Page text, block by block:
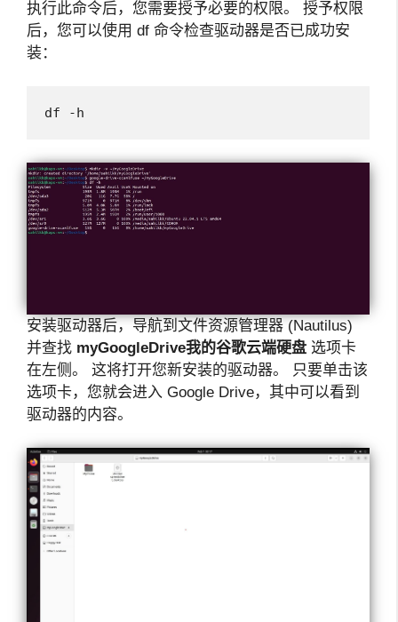
执行此命令后，您需要授予必要的权限。 授予权限
后，您可以使用 df 命令检查驱动器是否已成功安
装：
df -h
安装驱动器后，导航到文件资源管理器 (Nautilus)
并查找 myGoogleDrive我的谷歌云端硬盘 选项卡
在左侧。 这将打开您新安装的驱动器。 只要单击该
选项卡，您就会进入 Google Drive，其中可以看到
驱动器的内容。